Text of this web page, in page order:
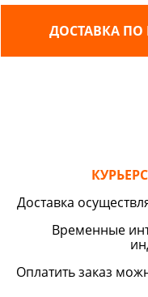
ДОСТАВКА
Доставка
Временные
Оплатить заказ